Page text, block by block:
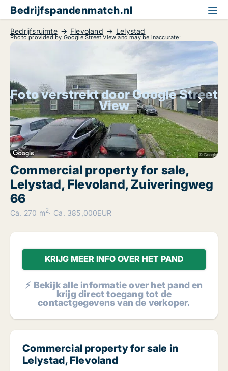
Bedrijfspandenmatch.nl
Bedrijfsruimte Flevoland Lelystad
Photo provided by Google Street View and may be inaccurate:
Foto verstrekt door Google Street
View
Commercial property for sale,
Lelystad, Flevoland, Zuiveringweg
66
Ca. 270 m2 Ca. 385,000EUR
KRIJG MEER INFO OVER HET PAND
⚡ Bekijk alle informatie over het pand en
krijg direct toegang tot de
contactgegevens van de verkoper.
Commercial property for sale in
Lelystad, Flevoland